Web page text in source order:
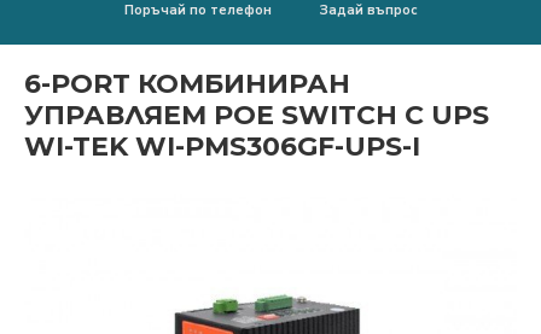
Поръчай по телефон Задай въпрос
6-PORT КОМБИНИРАН
УПРАВЛЯЕМ POE SWITCH С UPS
WI-TEK WI-PMS306GF-UPS-I